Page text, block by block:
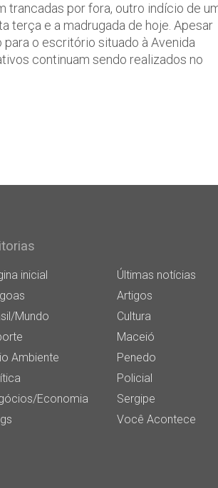
trancadas por fora, outro indício de
terça e a madrugada de hoje. Apesar
o escritório situado à Avenida
continuam sendo realizados no
inicial
Últimas notícias
Artigos
Mundo
Cultura
Maceió
Ambiente
Penedo
Policial
Economia
Sergipe
Você Acontece